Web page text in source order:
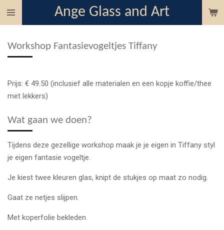
Ga
direct
de
Ange Glass and Art
Workshop Fantasievogeltjes Tiffany
Prijs: € 49.50 (inclusief alle materialen en een kopje koffie/thee
met lekkers)
Wat gaan we doen?
Tijdens deze gezellige workshop maak je je eigen in Tiffany styl
je eigen fantasie vogeltje.
Je kiest twee kleuren glas, knipt de stukjes op maat zo nodig.
Gaat ze netjes slijpen.
Met koperfolie bekleden.